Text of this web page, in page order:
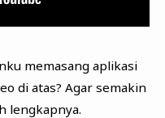
memasang aplikasi
di atas? Agar semakin
lengkapnya.